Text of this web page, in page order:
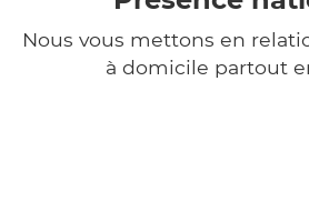
Nous vous mettons en
à domicile partout